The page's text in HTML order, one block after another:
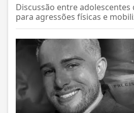
Discussão entre adolescentes
para agressões físicas e